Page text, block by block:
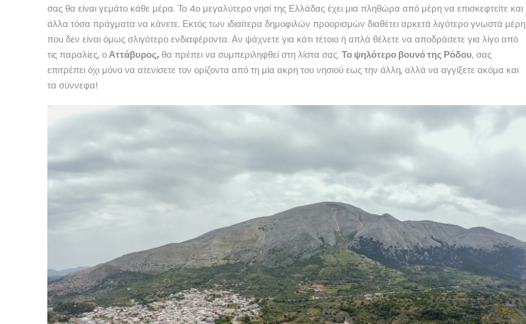
σας θα είναι γεμάτο κάθε μέρα. Το 4ο μεγαλύτερο νησί της Ελλάδας έχει μια πληθώρα από μέρη να επισκεφτείτε και
άλλα τόσα πράγματα να κάνετε. Εκτός των ιδιαίτερα δημοφιλών προορισμών διαθέτει αρκετά λιγότερο γνωστά μέρη
που δεν είναι όμως σλιγότερο ενδιαφέροντα. Αν ψάχνετε για κάτι τέτοιο ή απλά θέλετε να αποδράσετε για λίγο από
τις παραλίες, οΑττάβυρος,θα πρέπει να συμπεριληφθεί στη λίστα σας. Το ψηλότερο βουνό της Ρόδου, σας
επιτρέπει όχι μόνο να ατενίσετε τον ορίζοντα από τη μία ακρη του νησιού εως την άλλη, αλλά να αγγίξετε ακόμα και
τα σύννεφα!